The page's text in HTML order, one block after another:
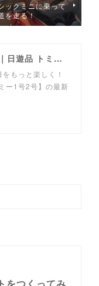
ックミニに乗って
を走る！
クラシックミニ雑貨｜日遊品 トミー1号2号
もっと楽しく！
ー1号2号】の最新
をつくってみ